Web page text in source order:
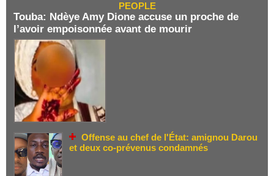
PEOPLE
Touba: Ndèye Amy Dione accuse un proche de
l’avoir empoisonnée avant de mourir
Offense au chef de l'État: amignou Darou
et deux co-prévenus condamnés